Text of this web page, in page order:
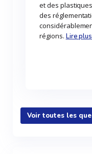
et des
des
régions. Lire plus
Voir toutes les